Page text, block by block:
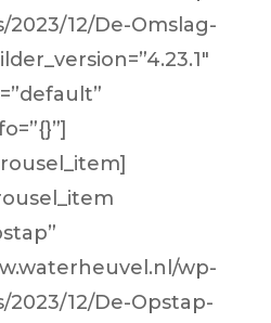
12/De-Omslag-
wp-
12/De-Opstap-